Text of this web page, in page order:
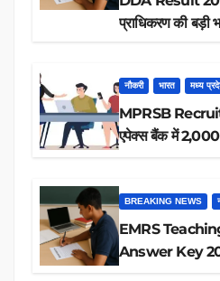
प्राधिकरण की बड़ी
नौकरी भारत मध्य
MPRSB
एपेक्स बैंक में
BREAKING NEWS
EMRS
Answer Key